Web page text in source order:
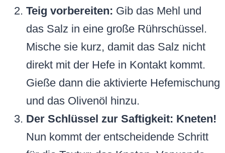
Teig vorbereiten: Gib das Mehl und
das Salz in eine große Rührschüssel.
Mische sie kurz, damit das Salz nicht
direkt mit der Hefe in Kontakt kommt.
Gieße dann die aktivierte Hefemischung
und das Olivenöl hinzu.
Der Schlüssel zur Saftigkeit: Kneten!
Nun kommt der entscheidende Schritt